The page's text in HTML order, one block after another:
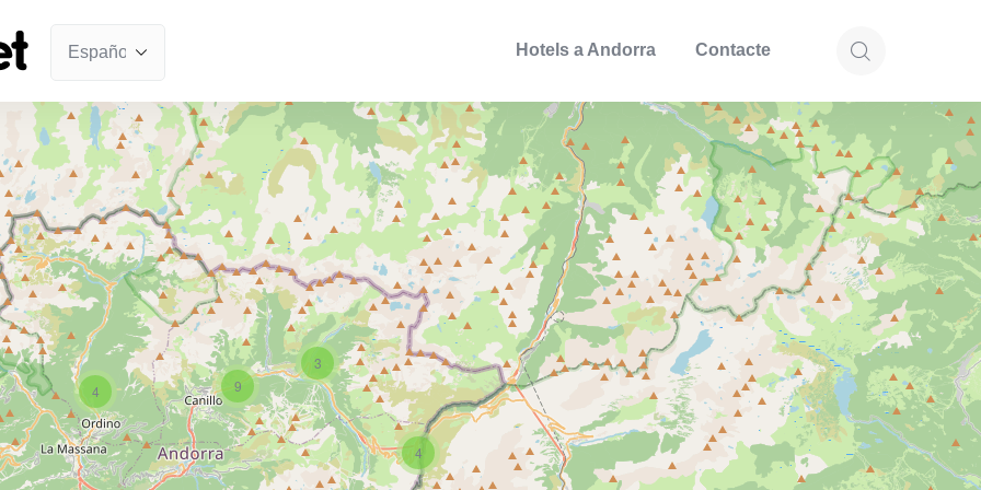
Hotels a Andorra Contacte
4
3
4
9